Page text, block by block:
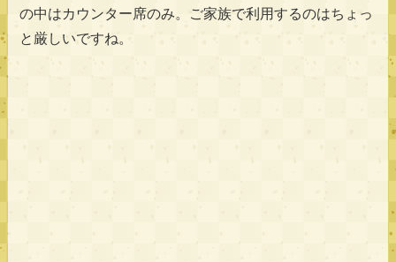
の中はカウンター席のみ。ご家族で利用するのはちょっ
と厳しいですね。